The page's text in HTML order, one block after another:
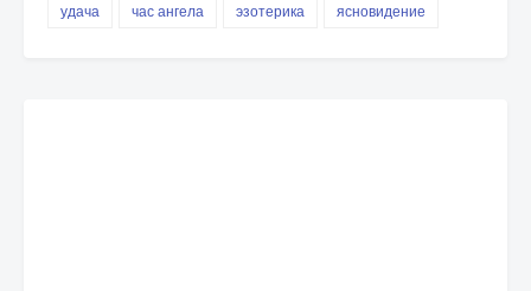
удача
час ангела эзотерика ясновидение